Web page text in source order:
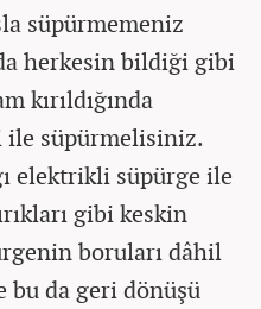
süpürmemeniz
herkesin bildiği gibi
kırıldığında
ile süpürmelisiniz.
elektrikli süpürge ile
gibi keskin
boruları dâhil
bu da geri dönüşü